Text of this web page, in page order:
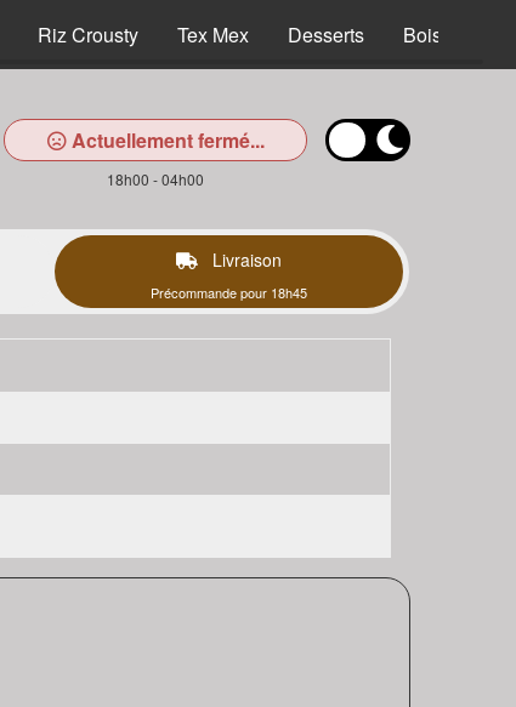
Riz Crousty Tex Mex Desserts Boissons
Actuellement fermé...
18h00 - 04h00
Livraison
Précommande pour 18h45